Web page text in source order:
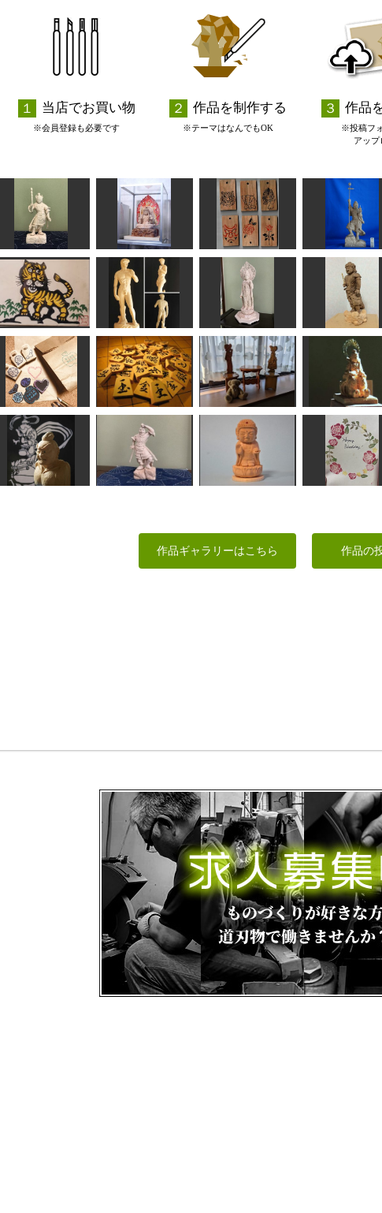
当店でお買い物
※会員登録も必要です
作品を制作する
※テーマはなんでもOK
作品
※投稿フ
アップ
安底羅大将
みっちゃん
不動明王坐像 ストラップ 各種
fuku
毘沙門天像
ta-chann
年賀状「寅」2
道刃物★所蔵参考作品
ダヴィデ像
工房藤棚
瑠璃観音
みっちゃん
不動明王
なんぺい
手作りお菓子お裾分
けはんこ タグはん
こ他
mikanko
将棋駒
RinRin
テーブルとイス
にっさん
吉祥天女
sigesama
毘羯羅大将
みっちゃん
小さな薬師如来
合之内 麻呂
誕生日カード
Tom
作品ギャラリーはこちら 作品の